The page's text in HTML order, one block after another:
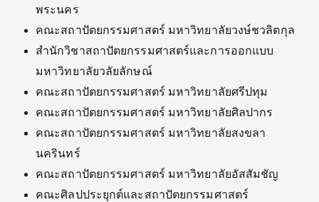
พระนคร
คณะสถาปัตยกรรมศาสตร์ มหาวิทยาลัยวงษ์ชวลิตกุล
สำนักวิชาสถาปัตยกรรมศาสตร์และการออกแบบ
มหาวิทยาลัยวลัยลักษณ์
คณะสถาปัตยกรรมศาสตร์ มหาวิทยาลัยศรีปทุม
คณะสถาปัตยกรรมศาสตร์ มหาวิทยาลัยศิลปากร
คณะสถาปัตยกรรมศาสตร์ มหาวิทยาลัยสงขลา
นครินทร์
คณะสถาปัตยกรรมศาสตร์ มหาวิทยาลัยอัสสัมชัญ
คณะศิลปประยุกต์และสถาปัตยกรรมศาสตร์